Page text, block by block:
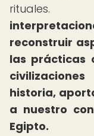
rituales.
reconstruir
las prácticas
historia,
a nuestro
Egipto.